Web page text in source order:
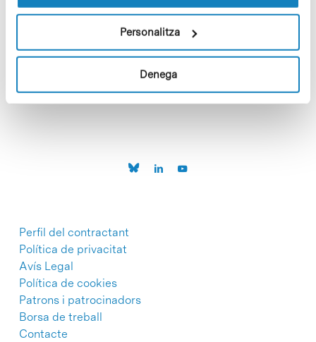
Personalitza
Denega
Perfil del contractant
Política de privacitat
Avís Legal
Política de cookies
Patrons i patrocinadors
Borsa de treball
Contacte